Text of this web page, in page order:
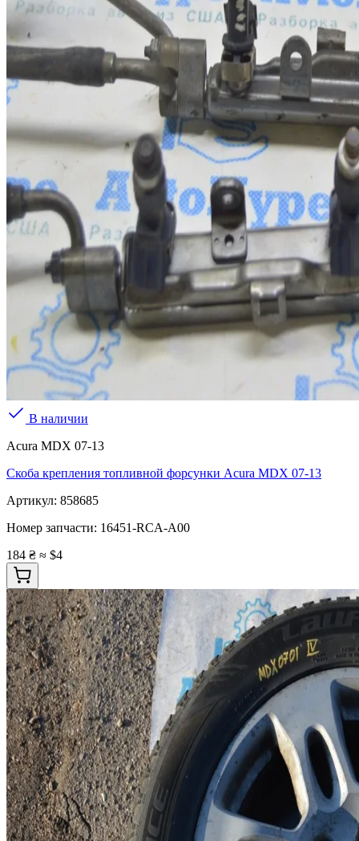
В наличии
Acura MDX 07-13
Скоба крепления топливной форсунки Acura MDX 07-13
Артикул: 858685
Номер запчасти: 16451-RCA-A00
184 ₴ ≈ $4